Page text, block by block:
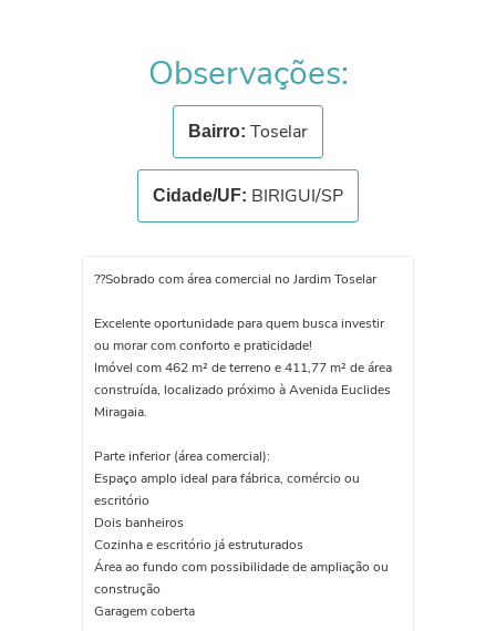
Observações:
Bairro: Toselar
Cidade/UF: BIRIGUI/SP
??Sobrado com área comercial no Jardim Toselar
Excelente oportunidade para quem busca investir
ou morar com conforto e praticidade!
Imóvel com 462 m² de terreno e 411,77 m² de área
construída, localizado próximo à Avenida Euclides
Miragaia.
Parte inferior (área comercial):
Espaço amplo ideal para fábrica, comércio ou
escritório
Dois banheiros
Cozinha e escritório já estruturados
Área ao fundo com possibilidade de ampliação ou
construção
Garagem coberta